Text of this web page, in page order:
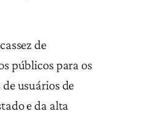
de
públicos para os
usuários de
e da alta